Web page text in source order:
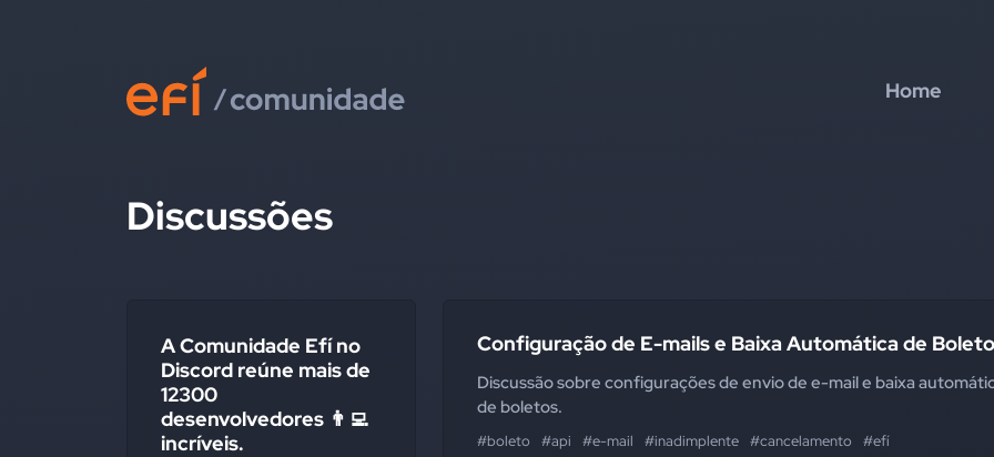
Home
Discussões
A Comunidade Efí no
Discord reúne mais de
12300
desenvolvedores 👨‍💻
incríveis.
Configuração de E-mails e Baixa Automática de
Discussão sobre configurações de envio de e-mail e baixa
de boletos.
#boleto #api #e-mail #inadimplente #cancelamento #efí